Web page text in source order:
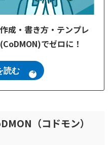
成・書き方・テンプレ
でゼロに！
読む
（コドモン）